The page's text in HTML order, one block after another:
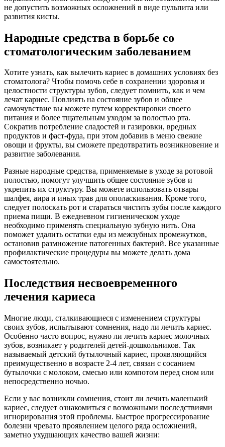
не допустить возможных осложнений в виде пульпита или
развития кисты.
Народные средства в борьбе со
стоматологическим заболеванием
Хотите узнать, как вылечить кариес в домашних условиях без
стоматолога? Чтобы помочь себе в сохранении здоровья и
целостности структуры зубов, следует помнить, как и чем
лечат кариес. Повлиять на состояние зубов и общее
самочувствие вы можете путем корректировки своего
питания и более тщательным уходом за полостью рта.
Сократив потребление сладостей и газировки, вредных
продуктов и фаст-фуда, при этом добавив в меню свежие
овощи и фрукты, вы сможете предотвратить возникновение и
развитие заболевания.
Разные народные средства, применяемые в уходе за ротовой
полостью, помогут улучшить общее состояние зубов и
укрепить их структуру. Вы можете использовать отвары
шалфея, аира и иных трав для ополаскивания. Кроме того,
следует полоскать рот и стараться чистить зубы после каждого
приема пищи. В ежедневном гигиеническом уходе
необходимо применять специальную зубную нить. Она
поможет удалить остатки еды из межзубных промежутков,
остановив размножение патогенных бактерий. Все указанные
профилактические процедуры вы можете делать дома
самостоятельно.
Последствия несвоевременного
лечения кариеса
Многие люди, сталкивающиеся с изменением структуры
своих зубов, испытывают сомнения, надо ли лечить кариес.
Особенно часто вопрос, нужно ли лечить кариес молочных
зубов, возникает у родителей детей-дошкольников. Так
называемый детский бутылочный кариес, проявляющийся
преимущественно в возрасте 2-4 лет, связан с сосанием
бутылочки с молоком, смесью или компотом перед сном или
непосредственно ночью.
Если у вас возникли сомнения, стоит ли лечить маленький
кариес, следует ознакомиться с возможными последствиями
игнорирования этой проблемы. Быстрое прогрессирование
болезни чревато проявлением целого ряда осложнений,
заметно ухудшающих качество вашей жизни: